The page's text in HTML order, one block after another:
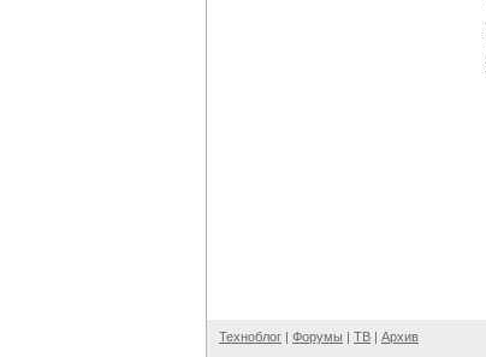
Техноблог | Форумы | ТВ | Архив